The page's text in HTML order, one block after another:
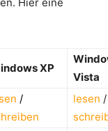
XP
Vista
/
lesen /